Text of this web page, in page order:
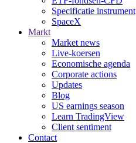
Specificatie instrument
SpaceX
Markt
Market news
Live-koersen
Economische agenda
Corporate actions
Updates
Blog
US earnings season
Learn TradingView
Client sentiment
Contact